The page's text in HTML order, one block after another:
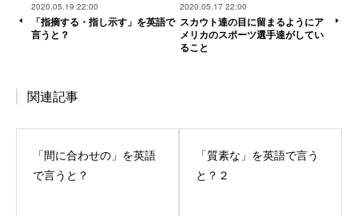
2020.05.19 22:00
「指摘する・指し示す」を英語で
言うと？
2020.05.17 22:00
スカウト達の目に留まるようにア
メリカのスポーツ選手達がしてい
ること
関連記事
「間に合わせの」を英語
で言うと？
「質素な」を英語で言う
と？２